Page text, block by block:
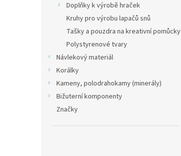
Doplňky k výrobě hraček
Kruhy pro výrobu lapačů snů
Tašky a pouzdra na kreativní pomůcky
Polystyrenové tvary
Návlekový materiál
Korálky
Kameny, polodrahokamy (minerály)
Bižuterní komponenty
Značky